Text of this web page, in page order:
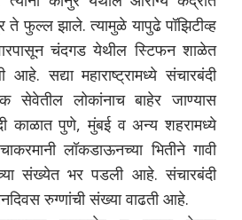
फुल्ल झाले. त्यामुळे यापुढे पॉझिटीव्ह
चंदगड येथील स्टिफन शाळेत
सद्या महाराष्ट्रामध्ये संचारबंदी
लोकांनाच बाहेर जाण्यास
काळात पुणे, मुंबई व अन्य शहरामध्ये
लॉकडाऊनच्या भितीने गावी
संख्येत भर पडली आहे. संचारबंदी
रुग्णांची संख्या वाढती आहे.